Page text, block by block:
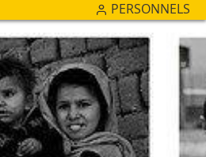
PERSONNELS